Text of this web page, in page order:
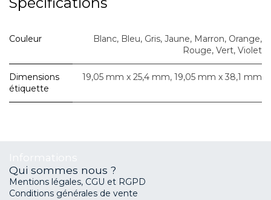
Couleur Blanc, Bleu, Gris, Jaune, Marron, Orange,
Rouge, Vert, Violet
Dimensions
étiquette
19,05 mm x 25,4 mm, 19,05 mm x 38,1 mm
Qui sommes nous ?
Mentions légales, CGU et RGPD
Conditions générales de vente